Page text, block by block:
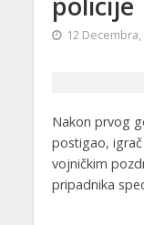
12 Decembra,
Nakon prvog
postigao, igrač
vojničkim
pripadnika